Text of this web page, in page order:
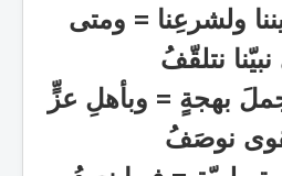
ولشرعِنا = ومتى
نتلقّفُ
بهجةٍ = وبأهلِ عزٍّ
نوصَفُ